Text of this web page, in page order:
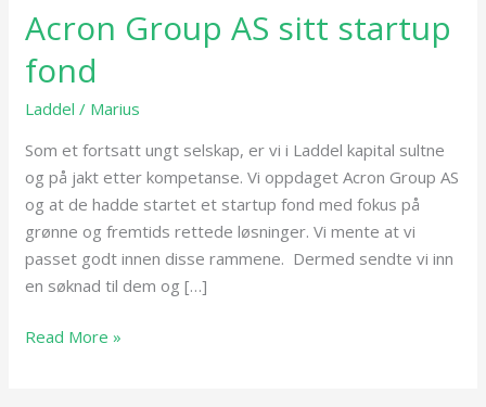
Acron Group AS sitt startup
fond
Laddel / Marius
Som et fortsatt ungt selskap, er vi i Laddel kapital sultne
og på jakt etter kompetanse. Vi oppdaget Acron Group AS
og at de hadde startet et startup fond med fokus på
grønne og fremtids rettede løsninger. Vi mente at vi
passet godt innen disse rammene. Dermed sendte vi inn
en søknad til dem og […]
tilskudd
fra
Acron
Group
startup
fond
Read More »